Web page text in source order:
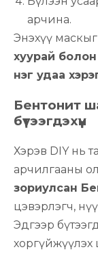
арчина.
Энэхүү маскыг
хуурай
нэг удаа
Бентонит
бүтээгдэхүүн
Хэрэв DIY нь
арчилгааны
зориулсан
цэвэрлэгч,
Эдгээр